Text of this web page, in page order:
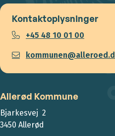
Kontaktoplysninger
+45 48 10 01 00
Allerød Kommune
Bjarkesvej 2
3450 Allerød